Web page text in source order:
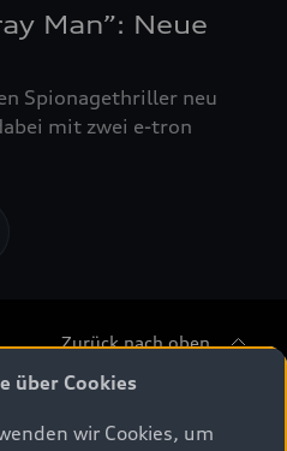
Man”: Neue
Spionagethriller neu
mit zwei e-tron
Zurück nach oben
über Cookies
wir Cookies, um